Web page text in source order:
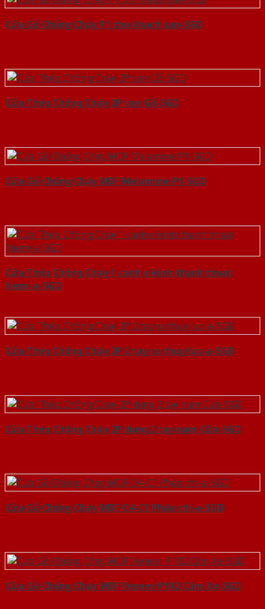
Cửa Gỗ Chống Cháy P1 cho khach san-SGD
Cửa Thép Chống Cháy 2P van Gỗ-SGD
Cửa Gỗ Chống Cháy MDF Melamine P1-SGD
Cửa Thép Chống Cháy 1 canh o kinh thanh thoat
hiem-a-SGD
Cửa Thép Chống Cháy 2P 2 tay co thuy luc-a-SGD
Cửa Thép Chống Cháy 2P dung 2 tay nam Cửa-SGD
Cửa Gỗ Chống Cháy MDF O4-C1 Phào chi-a-SGD
Cửa Gỗ Chống Cháy MDF Veneer P1R2 Căm Xe-SGD